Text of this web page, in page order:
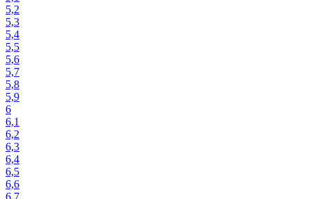
5,2
5,3
5,4
5,5
5,6
5,7
5,8
5,9
6
6,1
6,2
6,3
6,4
6,5
6,6
6,7